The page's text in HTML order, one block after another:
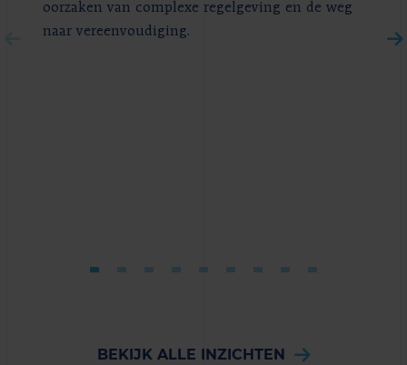
oorzaken van complexe regelgeving en de weg
naar vereenvoudiging.
BEKIJK ALLE INZICHTEN